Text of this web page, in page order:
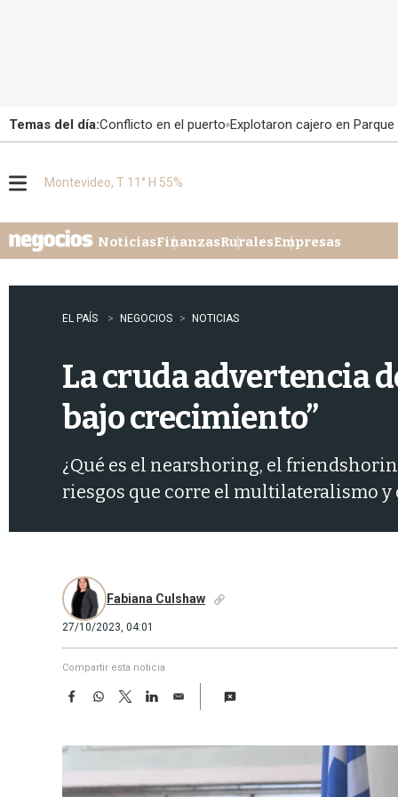
Temas del día:Conflicto en el puerto Explotaron cajero en
u
Montevideo, T 11° H 55%
NoticiasFinanzasRuralesEmpresas
EL PAÍS NEGOCIOS NOTICIAS
La cruda advertencia
bajo crecimiento”
¿Qué es el nearshoring, el
riesgos que corre el multilateralismo
Fabiana Culshaw
27/10/2023, 04:01
Compartir esta noticia
F
e
W
t
T
w
t
L
k
d
E
i